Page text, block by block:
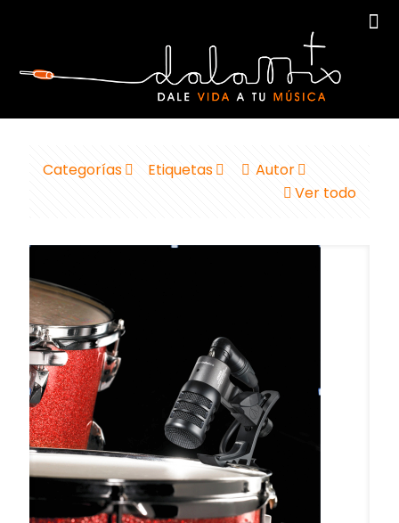
Categorías Etiquetas
Autor
Ver todo